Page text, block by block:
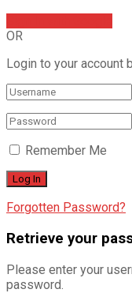
OR
Login to your account
Remember Me
Forgotten Password?
Retrieve your
Please enter your
password.